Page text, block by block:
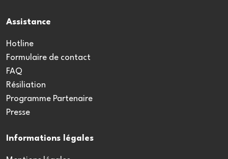
Assistance
Hotline
Formulaire de contact
FAQ
Résiliation
Programme Partenaire
Presse
Informations légales